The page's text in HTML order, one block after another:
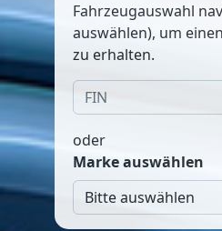
Fahrzeugauswahl
auswählen), um
zu erhalten.
oder
Marke auswählen